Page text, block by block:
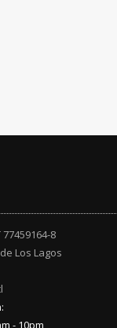
8
Los Lagos
- 10pm